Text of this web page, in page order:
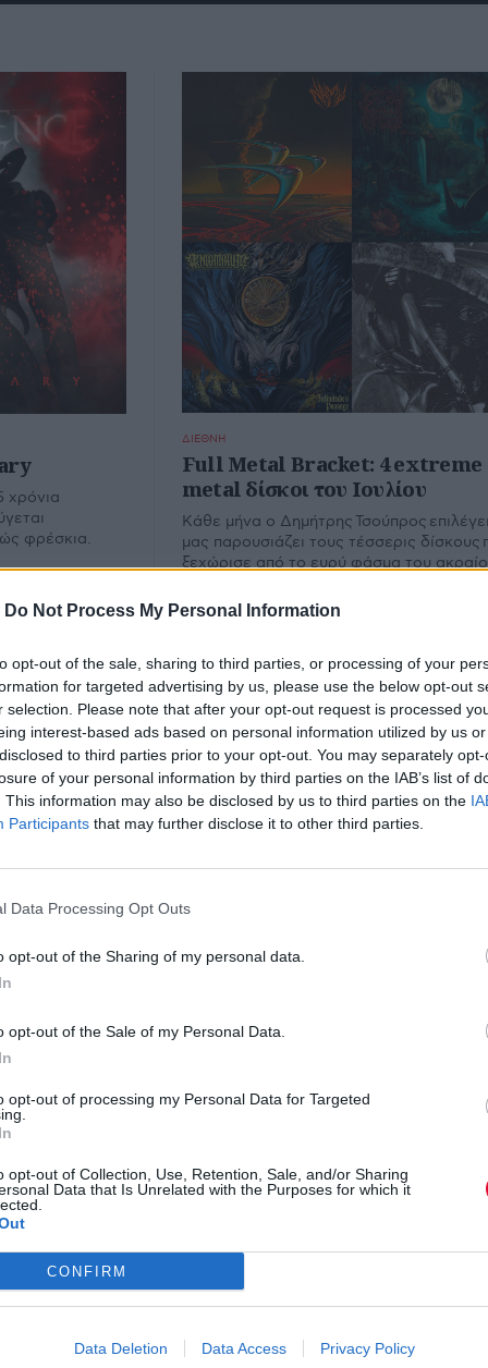
Do Not Process My Personal Information
opt-out of the sale, sharing to third parties, or processing of your
for targeted advertising by us, please use the below opt-out
selection. Please note that after your opt-out request is processed
interest-based ads based on personal information utilized by us
to third parties prior to your opt-out. You may separately
of your personal information by third parties on the IAB’s list of
This information may also be disclosed by us to third parties on the
Participants that may further disclose it to other third parties.
Data Processing Opt Outs
opt-out of the Sharing of my personal data.
opt-out of the Sale of my Personal Data.
opt-out of processing my Personal Data for Targeted
opt-out of Collection, Use, Retention, Sale, and/or Sharing
Data that Is Unrelated with the Purposes for which it
CONFIRM
Data Deletion Data Access Privacy Policy
χρόνια
φρέσκια.
ΔΙΕΘΝΗ
Full Metal Bracket: 4 extreme
metal δίσκοι του Ιουλίου
Κάθε μήνα ο Δημήτρης Τσούπρος
μας παρουσιάζει τους τέσσερις δίσκους
ξεχώρισε από το ευρύ φάσμα του
με το άλμπουμ
single "About Time"
Νοέμβριο
της Άννας Γεωργάτου